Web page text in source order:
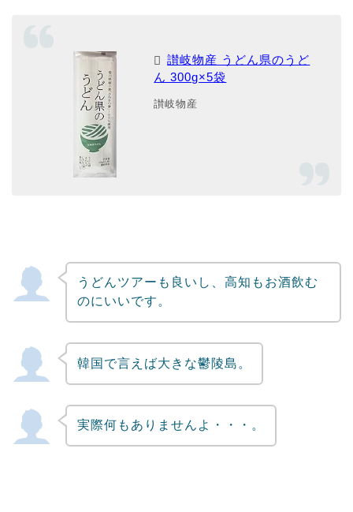
讃岐物産 うどん県のうど
ん 300g×5袋
讃岐物産
うどんツアーも良いし、高知もお酒飲む
のにいいです。
韓国で言えば大きな鬱陵島。
実際何もありませんよ・・・。